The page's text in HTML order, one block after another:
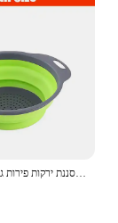
להארכה מטבח מסננת מסננת עם ארוך ידית מתקפל מסננת מסננת ירקות פירות גמיש פסטה מסננת